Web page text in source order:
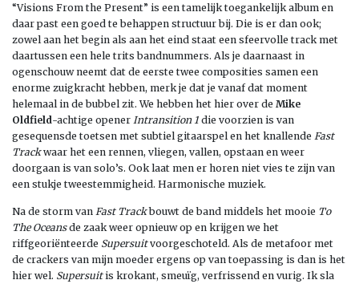
“Visions From the Present” is een tamelijk toegankelijk album en
daar past een goed te behappen structuur bij. Die is er dan ook;
zowel aan het begin als aan het eind staat een sfeervolle track met
daartussen een hele trits bandnummers. Als je daarnaast in
ogenschouw neemt dat de eerste twee composities samen een
enorme zuigkracht hebben, merk je dat je vanaf dat moment
helemaal in de bubbel zit. We hebben het hier over de Mike
Oldfield -achtige opener Intransition 1 die voorzien is van
gesequensde toetsen met subtiel gitaarspel en het knallende Fast
Trackwaar het een rennen, vliegen, vallen, opstaan en weer
doorgaan is van solo’s. Ook laat men er horen niet vies te zijn van
een stukje tweestemmigheid. Harmonische muziek.
Na de storm van Fast Trackbouwt de band middels het mooie To
The Oceansde zaak weer opnieuw op en krijgen we het
riffgeoriënteerde Supersuitvoorgeschoteld. Als de metafoor met
de crackers van mijn moeder ergens op van toepassing is dan is het
hier wel. Supersuitis krokant, smeuïg, verfrissend en vurig. Ik sla